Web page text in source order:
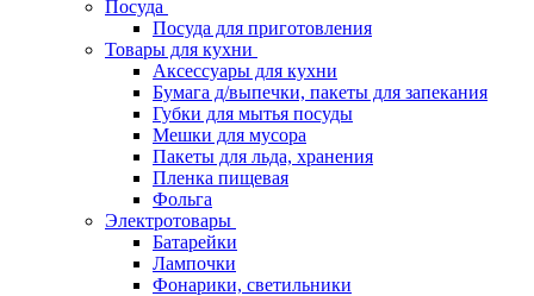
Посуда
Посуда для приготовления
Товары для кухни
Аксессуары для кухни
Бумага д/выпечки, пакеты для запекания
Губки для мытья посуды
Мешки для мусора
Пакеты для льда, хранения
Пленка пищевая
Фольга
Электротовары
Батарейки
Лампочки
Фонарики, светильники